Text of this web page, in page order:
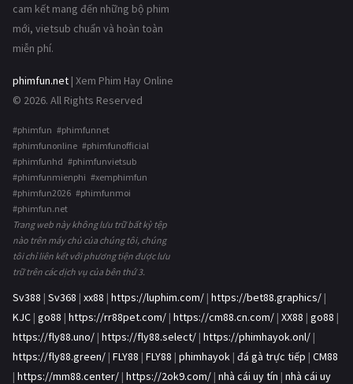
cam kết mang đến những bộ phim
mới, vietsub chuẩn và hoàn toàn
miễn phí.
phimfun.net | Xem Phim Hay Online
© 2026. All Rights Reserved
#phimfun #phimfunnet
#phimfunonline #phimfunofficial
#phimfunhd #phimfunvietsub
#phimfunmienphi #xemphimfun
#phimfun2026 #phimfunmoi
#phimfun.net
Trang web này không lưu trữ bất kỳ tệp
nào trên máy chủ của chúng tôi, chúng
tôi chỉ liên kết với phương tiện được lưu
trữ trên các dịch vụ của bên thứ 3.
Sv388 | Sv368 | xx88 | https://luphim.com/ | https://bet88.graphics/ |
KJC | go88 | https://rr88pet.com/ | https://cm88.cn.com/ | XX88 | go88 |
https://fly88.uno/ | https://fly88.select/ | https://phimhayok.onl/ |
https://fly88.green/ | FLY88 | FLY88 | phimhayok | đá gà trực tiếp | CM88
| https://mm88.center/ | https://2ok9.com/ | nhà cái uy tín | nhà cái uy